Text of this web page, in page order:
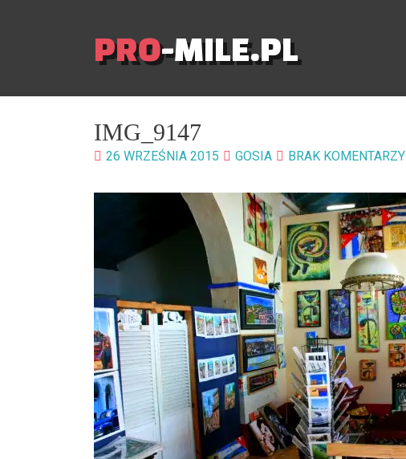
PRO-MILE.PL
IMG_9147
26 WRZEŚNIA 2015 GOSIA BRAK KOMENTARZY